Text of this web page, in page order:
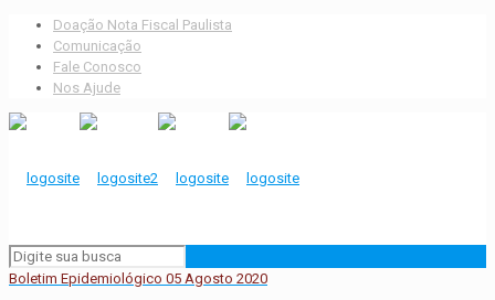
Doação Nota Fiscal Paulista
Comunicação
Fale Conosco
Nos Ajude
Boletim Epidemiológico 05 Agosto 2020